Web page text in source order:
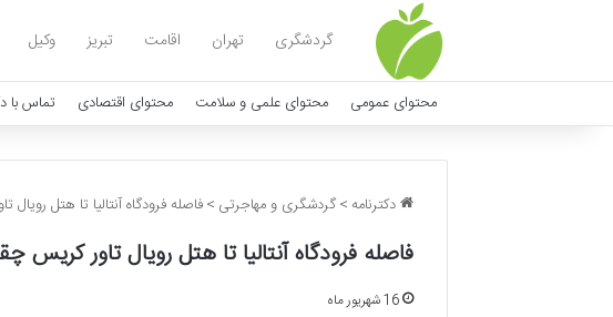
گردشگری تهران اقامت تبریز وکیل
محتوای عمومی محتوای علمی و سلامت محتوای اقتصادی تماس با
دکترنامه > گردشگری و مهاجرتی > فاصله فرودگاه آنتالیا تا هتل
فاصله فرودگاه آنتالیا تا هتل رویال تاور کریس
16 شهریور ماه